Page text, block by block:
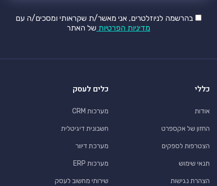
בהרשמה לניוזלטרים, אני מאשר/ת שקראותי ומסכים/ה עם
מדיניות הפרטיות של האתר
כללי
אודות
החזון של אקספרט
הצטרפות לספקים
תנאי שימוש
הצהרת נגישות
כלים לעסק
מערכות CRM
חשבונית דיגיטלית
מערכת דיוור
מערכות ERP
שירותי מחשוב לעסק